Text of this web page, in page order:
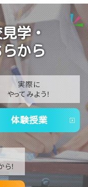
クール😊在校生の
🍉
学・
から
実際に
やってみよう！
体験授業
！